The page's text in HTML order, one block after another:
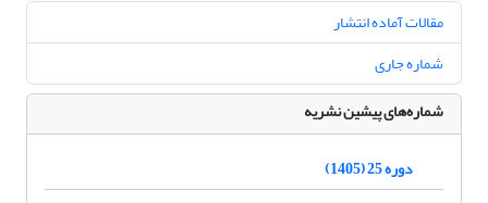
مقالات آماده انتشار
شماره جاری
شماره‌های پیشین نشریه
دوره 25 (1405)